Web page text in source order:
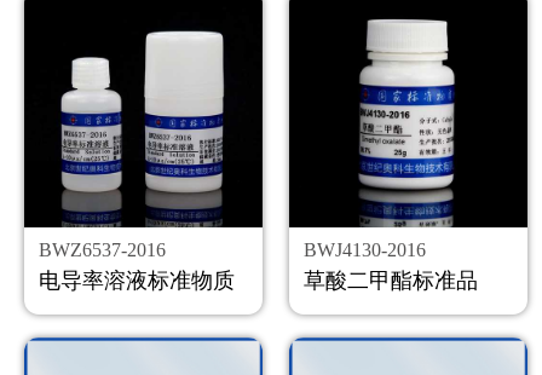
BWZ6537-2016
电导率溶液标准物质
BWJ4130-2016
草酸二甲酯标准品
公司主页
购物车
会员中心
联系我们
返回主页